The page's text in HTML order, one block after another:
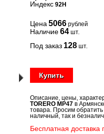
Индекс 92H
Цена 5066 рублей
Наличие64 шт.
Под заказ 128 шт.
Купить
Описание, цены,
TORERO MP47 в
товара. Просим
наличный, так и
Бесплатная